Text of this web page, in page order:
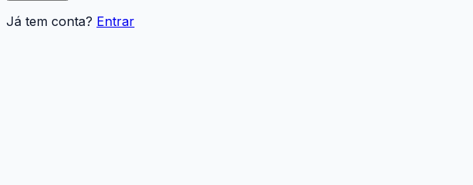
Já tem conta? Entrar